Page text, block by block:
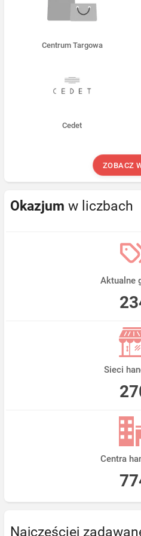
Centrum Targowa
Cedet
ZOBACZ
Okazjum w liczbach
Aktualne
Sieci
Centra
Najczęściej